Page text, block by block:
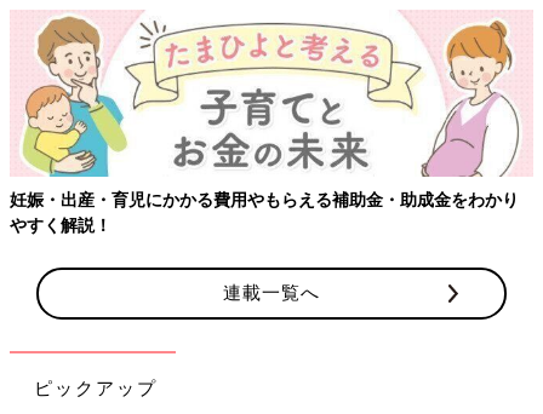
妊娠・出産・育児にかかる費用やもらえる補助金・助成金をわかり
やすく解説！
連載一覧へ
ピックアップ